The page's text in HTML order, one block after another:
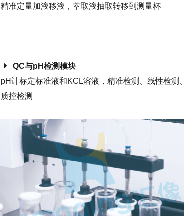
精准定量加液移液，萃取液抽取转移到测量杯
QC与pH检测模块
pH计标定标准液和KCL溶液，精准检测、线性检测、
质控检测